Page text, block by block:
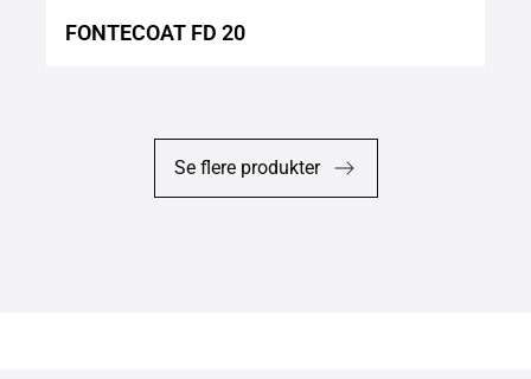
FONTECOAT FD 20
Se flere produkter